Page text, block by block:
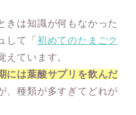
きは知識が何もなかった
して「 初めてのたまごク
えています。
には葉酸サプリを飲んだ
、種類が多すぎてどれが